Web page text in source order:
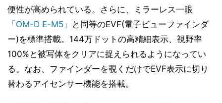
便性が高められている。さらに、ミラーレス一眼
「OM-D E-M5」
と同等のEVF(電子ビューファインダ
ー)を標準搭載。144万ドットの高精細表示、視野率
100%と被写体をクリアに捉えられるようになってい
る。なお、ファインダーを覗くだけでEVF表示に切り
替わるアイセンサー機能を搭載。